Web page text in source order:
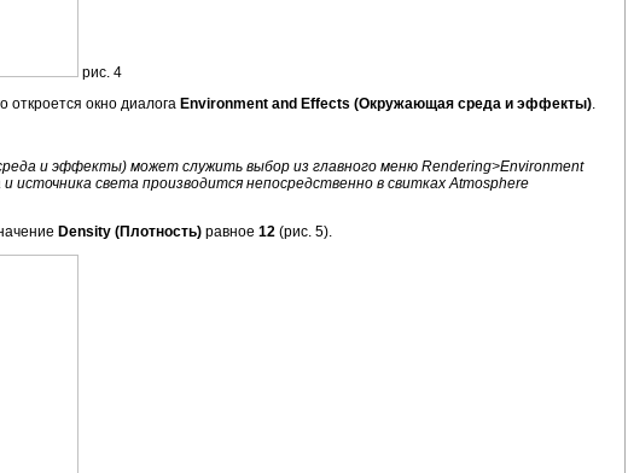
рис. 4
откроется окно диалога Environment and Effects (Окружающая среда и эффекты)
и эффекты) может служить выбор из главного меню Rendering>Environment
света производится непосредственно в свитках Atmosphere
Density (Плотность) равное 12 (рис. 5).